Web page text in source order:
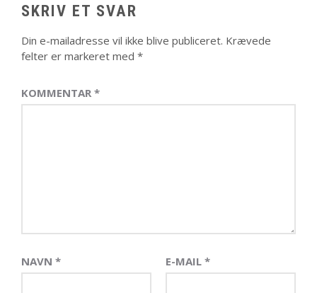
SKRIV ET SVAR
Din e-mailadresse vil ikke blive publiceret. Krævede
felter er markeret med *
KOMMENTAR *
NAVN * E-MAIL *